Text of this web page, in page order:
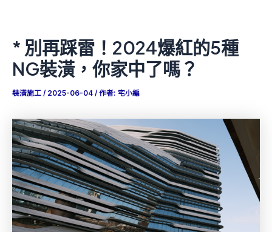
* 別再踩雷！2024爆紅的5種
NG裝潢，你家中了嗎？
裝潢施工 / 2025-06-04 / 作者: 宅小編